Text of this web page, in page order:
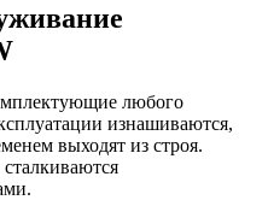
любого
изнашиваются,
выходят из строя.